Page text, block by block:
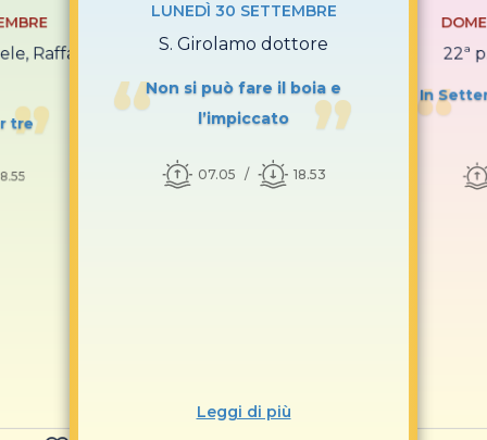
Raffaele
tre
LUNEDÌ 30 SETTEMBRE
S. Girolamo dottore
Non si può fare il boia e
l’impiccato
07.05 18.53
Leggi di più
22ª
In